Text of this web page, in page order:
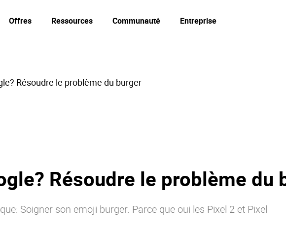
Offres Ressources Communauté Entreprise
Résoudre le problème du burger
Résoudre le problème du
Soigner son emoji burger. Parce que oui les Pixel 2 et Pixel